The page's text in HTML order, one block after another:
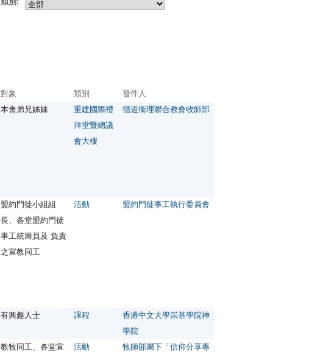
對象 類別
發件人
本會弟兄姊妹
重建國際禮
拜堂暨總議
會大樓
循道衞理聯合教會牧師部
盟約門徒小組組
長、各堂盟約門徒
事工統籌員及 負責
之宣教同工
活動 盟約門徒事工執行委員會
有興趣人士 課程
香港中文大學崇基學院神
學院
教牧同工、各堂宣
活動
牧師部屬下「信仰分享專